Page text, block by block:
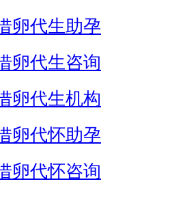
卵代生助孕
卵代生咨询
卵代生机构
卵代怀助孕
卵代怀咨询